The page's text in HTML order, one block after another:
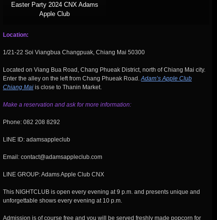
Easter Party 2024 CNX Adams
Apple Club
Location:
1/21-22 Soi Viangbua Changpuak, Chiang Mai 50300
Located on Viang Bua Road, Chang Phueak District, north of Chiang Mai city.
Enter the alley on the left from Chang Phueak Road.Adam’s Apple Club
Chiang Mai is close to Thanin Market.
Make a reservation and ask for more information:
Phone: 082 208 8292
LINE ID: adamsappleclub
Email: contact@adamsappleclub.com
LINE GROUP: Adams Apple Club CNX
This NIGHTCLUB is open every evening at 9 p.m. and presents unique and
unforgettable shows every evening at 10 p.m.
Admission is of course free and you will be served freshly made popcorn for